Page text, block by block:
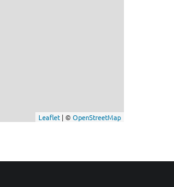
Leaflet | ©OpenStreetMap